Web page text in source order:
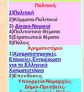
Πολιτική
1)Πολιτική
2)Κόμματα-Πολιτικοί
3) Δίκαιο-Νομικοί
4)Πολιτιστικά Θέματα
5)Στρατιωτικά θέματα
5)Πόλεις
Χρηματιστήριο
1)Χρηματιστηριακές
Εταιρείες,Ενημέρωση
για το Ελληνικό
Χρηματιστήριο
2)Επενδύσεις
Υπουργεία-Νομαρχίες-
Δήμοι-Πρεσβείες-